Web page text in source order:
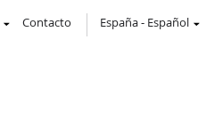
Contacto España- Español